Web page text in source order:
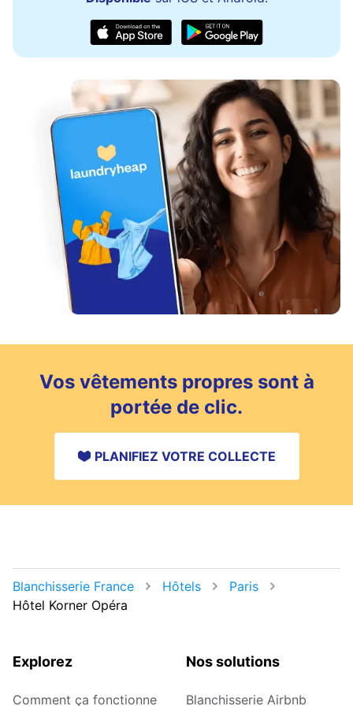
Vos vêtements propres sont à
portée de clic.
PLANIFIEZ VOTRE COLLECTE
Blanchisserie France Hôtels
Paris
Hôtel Korner Opéra
Explorez
Comment ça fonctionne
Nos solutions
Blanchisserie Airbnb